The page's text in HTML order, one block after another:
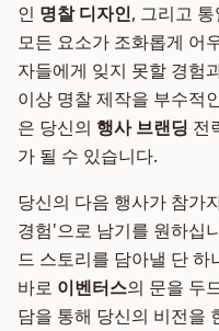
인 명찰 디자인, 그리고
모든 요소가 조화롭게 어
자들에게 잊지 못할 경험
이상 명찰 제작을 부수적
은 당신의 행사 브랜딩 전
가 될 수 있습니다.
당신의 다음 행사가 참가
경험'으로 남기를 원하십
드 스토리를 담아낼 단 하
바로 이벤터스의 문을 두
담을 통해 당신의 비전을